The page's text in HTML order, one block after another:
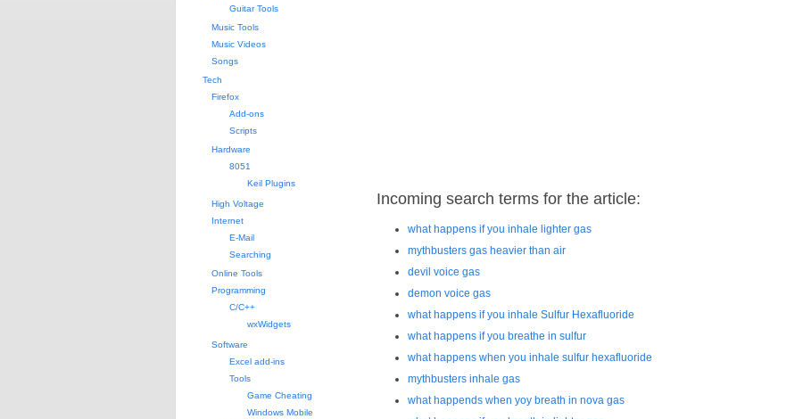
Incoming search terms for the article:
what happens if you inhale lighter gas
mythbusters gas heavier than air
devil voice gas
demon voice gas
what happens if you inhale Sulfur Hexafluoride
what happens if you breathe in sulfur
what happens when you inhale sulfur hexafluoride
mythbusters inhale gas
what happends when yoy breath in nova gas
Guitar Tools
Music Tools
Music Videos
Songs
Tech
Firefox
Add-ons
Scripts
Hardware
8051
Keil Plugins
High Voltage
Internet
E-Mail
Searching
Online Tools
Programming
C/C++
wxWidgets
Software
Excel add-ins
Tools
Game Cheating
Windows Mobile